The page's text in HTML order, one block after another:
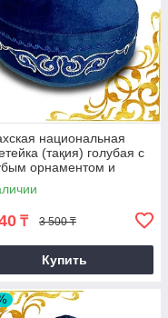
национальная
(тақия) голубая с
орнаментом и
строчкой (3)
₸ 3 500 ₸
Купить